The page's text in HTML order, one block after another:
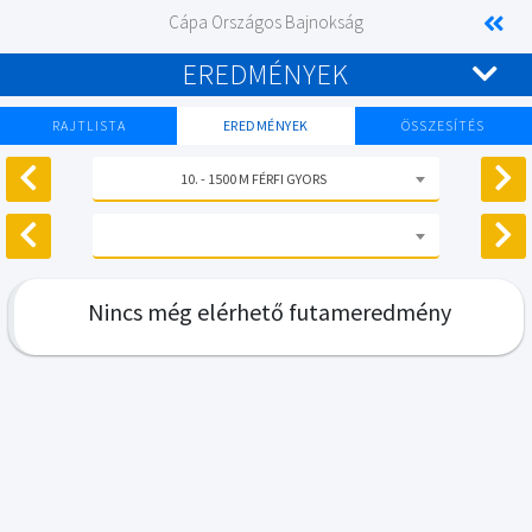
Cápa Országos Bajnokság
EREDMÉNYEK
RAJTLISTA EREDMÉNYEK ÖSSZESÍTÉS
10. - 1500 M FÉRFI GYORS
Nincs még elérhető futameredmény